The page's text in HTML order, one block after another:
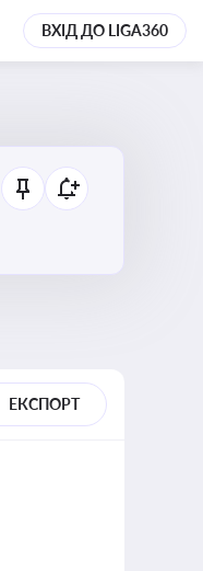
ВХІД ДО LIGA360
ЕКСПОРТ